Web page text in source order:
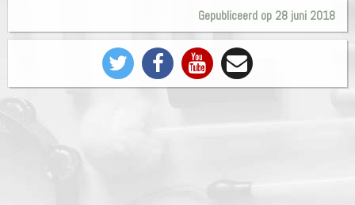
Gepubliceerd op 28 juni 2018